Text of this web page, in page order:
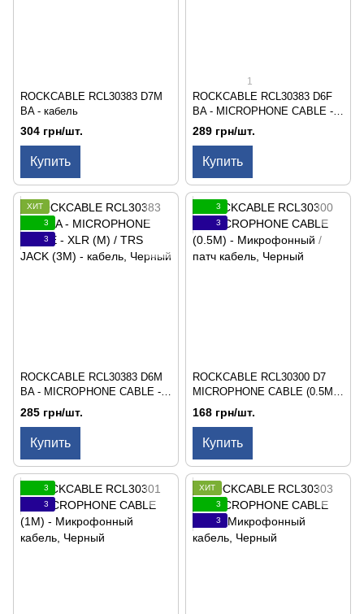
ROCKCABLE RCL30383 D7M
BA - кабель
304 грн/шт.
Купить
1
ROCKCABLE RCL30383 D6F
BA - MICROPHONE CABLE -
XLR (F) / TRS JACK (3M) -
кабель
289 грн/шт.
Купить
ХИТ
3
3
ROCKCABLE RCL30383 D6M
BA - MICROPHONE CABLE -
XLR (M) / TRS JACK (3M) -
кабель
285 грн/шт.
Купить
3
3
ROCKCABLE RCL30300 D7
MICROPHONE CABLE (0.5M) -
Микрофонный / патч кабель
168 грн/шт.
Купить
3
3
ХИТ
3
3